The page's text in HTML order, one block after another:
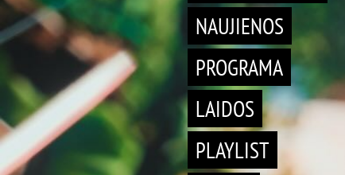
NAUJIENOS
PROGRAMA
LAIDOS
PLAYLIST